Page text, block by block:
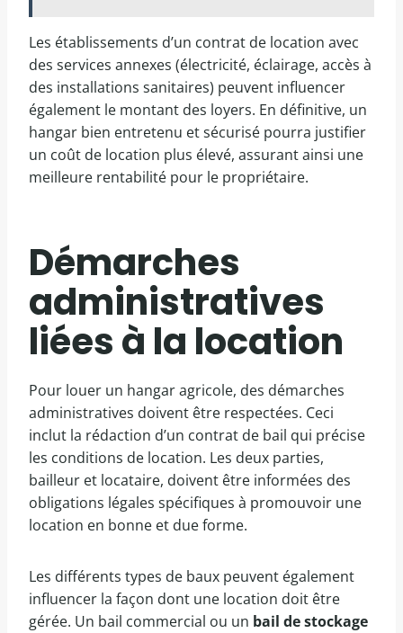
Les établissements d’un contrat de location avec
des services annexes (électricité, éclairage, accès à
des installations sanitaires) peuvent influencer
également le montant des loyers. En définitive, un
hangar bien entretenu et sécurisé pourra justifier
un coût de location plus élevé, assurant ainsi une
meilleure rentabilité pour le propriétaire.
Démarches
administratives
liées à la location
Pour louer un hangar agricole, des démarches
administratives doivent être respectées. Ceci
inclut la rédaction d’un contrat de bail qui précise
les conditions de location. Les deux parties,
bailleur et locataire, doivent être informées des
obligations légales spécifiques à promouvoir une
location en bonne et due forme.
Les différents types de baux peuvent également
influencer la façon dont une location doit être
gérée. Un bail commercial ou un bail de stockage